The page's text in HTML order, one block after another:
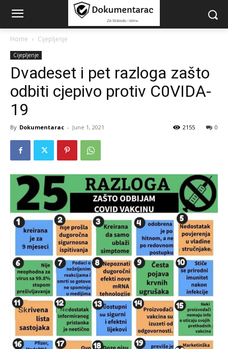
Home Cijepljenje
Cijepljenje
Dvadeset i pet razloga zašto
odbiti cjepivo protiv C0VIDA-
19
By Dokumentarac - June 1, 2021 0
2155